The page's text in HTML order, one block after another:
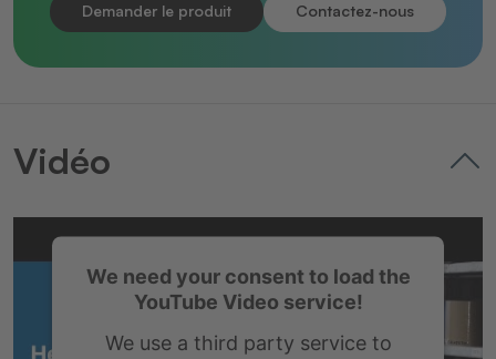
Demander le produit Contactez-nous
Vidéo
We need your consent to load the
YouTube Video service!
We use a third party service to